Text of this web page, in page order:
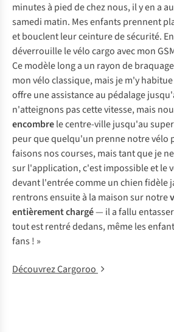
minutes à pied de chez nous, il y en a
samedi matin. Mes enfants prennent
et bouclent leur ceinture de sécurité.
déverrouille le vélo cargo avec mon
Ce modèle long a un rayon de
mon vélo classique, mais je m'y
offre une assistance au pédalage
n'atteignons pas cette vitesse, mais
encombrele centre-ville jusqu'au
peur que quelqu'un prenne notre vélo
faisons nos courses, mais tant que je
sur l'application, c'est impossible et le
devant l'entrée comme un chien fidèle
rentrons ensuite à la maison sur notre
entièrement chargé— il a fallu
tout est rentré dedans, même les
fans ! »
Découvrez Cargoroo